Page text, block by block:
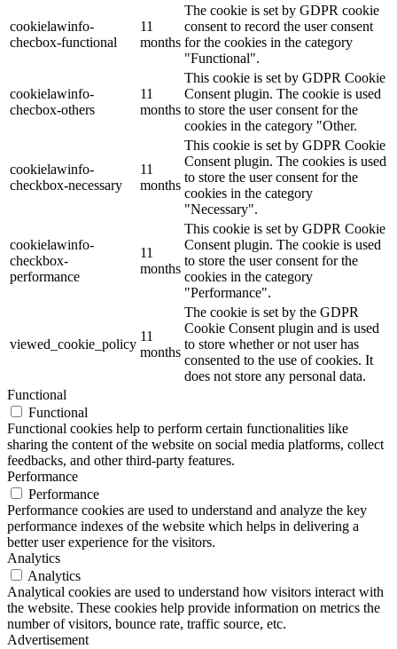
cookielawinfo-
checbox-functional
11
months
The cookie is set by GDPR cookie
consent to record the user consent
for the cookies in the category
"Functional".
cookielawinfo-
checbox-others
11
months
This cookie is set by GDPR Cookie
Consent plugin. The cookie is used
to store the user consent for the
cookies in the category "Other.
cookielawinfo-
checkbox-necessary
11
months
This cookie is set by GDPR Cookie
Consent plugin. The cookies is used
to store the user consent for the
cookies in the category
"Necessary".
cookielawinfo-
checkbox-
performance
11
months
This cookie is set by GDPR Cookie
Consent plugin. The cookie is used
to store the user consent for the
cookies in the category
"Performance".
viewed_cookie_policy
11
months
The cookie is set by the GDPR
Cookie Consent plugin and is used
to store whether or not user has
consented to the use of cookies. It
does not store any personal data.
Functional
Functional
Functional cookies help to perform certain functionalities like
sharing the content of the website on social media platforms, collect
feedbacks, and other third-party features.
Performance
Performance
Performance cookies are used to understand and analyze the key
performance indexes of the website which helps in delivering a
better user experience for the visitors.
Analytics
Analytics
Analytical cookies are used to understand how visitors interact with
the website. These cookies help provide information on metrics the
number of visitors, bounce rate, traffic source, etc.
Advertisement